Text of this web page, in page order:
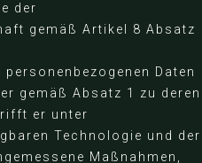
der
gemäß Artikel 8 Absatz
Daten
gemäß Absatz 1 zu deren
er unter
Technologie und der
Maßnahmen,